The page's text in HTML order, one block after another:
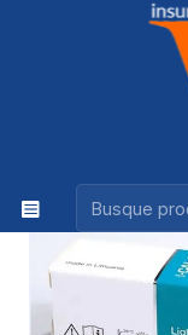
HIDROXIDO DE